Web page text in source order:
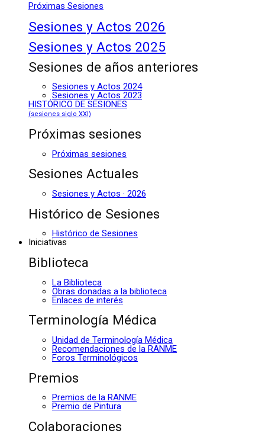
Próximas Sesiones
Sesiones y Actos 2026
Sesiones y Actos 2025
Sesiones de años anteriores
Sesiones y Actos 2024
Sesiones y Actos 2023
HISTÓRICO DE SESIONES
(sesiones siglo XXI)
Próximas sesiones
Próximas sesiones
Sesiones Actuales
Sesiones y Actos · 2026
Histórico de Sesiones
Histórico de Sesiones
Iniciativas
Biblioteca
La Biblioteca
Obras donadas a la biblioteca
Enlaces de interés
Terminología Médica
Unidad de Terminología Médica
Recomendaciones de la RANME
Foros Terminológicos
Premios
Premios de la RANME
Premio de Pintura
Colaboraciones